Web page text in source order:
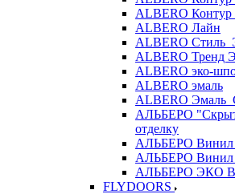
ALBERO
ALBERO Лайн
ALBERO
ALBERO Тренд
ALBERO эко-
ALBERO эмаль
ALBERO
АЛЬБЕРО
отделку
АЛЬБЕРО Винил
АЛЬБЕРО
АЛЬБЕРО ЭКО
FLYDOORS